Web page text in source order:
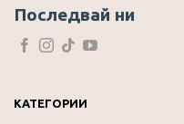
Последвай ни
КАТЕГОРИИ